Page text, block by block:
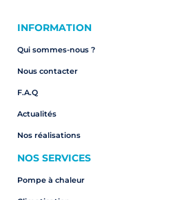
INFORMATION
Qui sommes-nous ?
Nous contacter
F.A.Q
Actualités
Nos réalisations
NOS SERVICES
Pompe à chaleur